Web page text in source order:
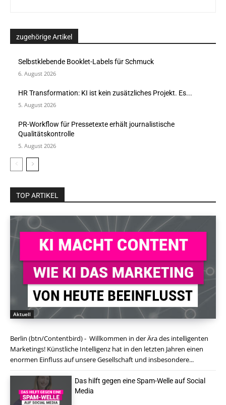
zugehörige Artikel
Selbstklebende Booklet-Labels für Schmuck
6. August 2026
HR Transformation: KI ist kein zusätzliches Projekt. Es...
5. August 2026
PR-Workflow für Pressetexte erhält journalistische
Qualitätskontrolle
5. August 2026
TOP ARTIKEL
Aktuell
Berlin (btn/Contentbird) - Willkommen in der Ära des intelligenten
Marketings! Künstliche Intelligenz hat in den letzten Jahren einen
enormen Einfluss auf unsere Gesellschaft und insbesondere...
Das hilft gegen eine Spam-Welle auf Social
Media